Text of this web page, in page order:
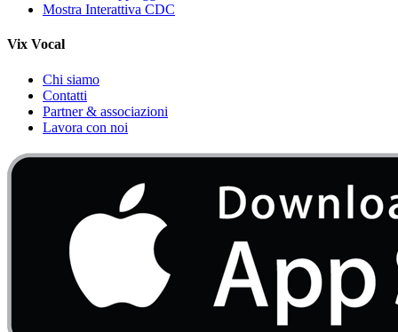
Mostra Interattiva CDC
Vix Vocal
Chi siamo
Contatti
Partner & associazioni
Lavora con noi